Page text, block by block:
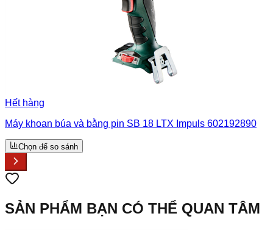
Hết hàng
Máy khoan búa và bằng pin SB 18 LTX Impuls 602192890
Chọn để so sánh
SẢN PHẨM BẠN CÓ THỂ QUAN TÂM